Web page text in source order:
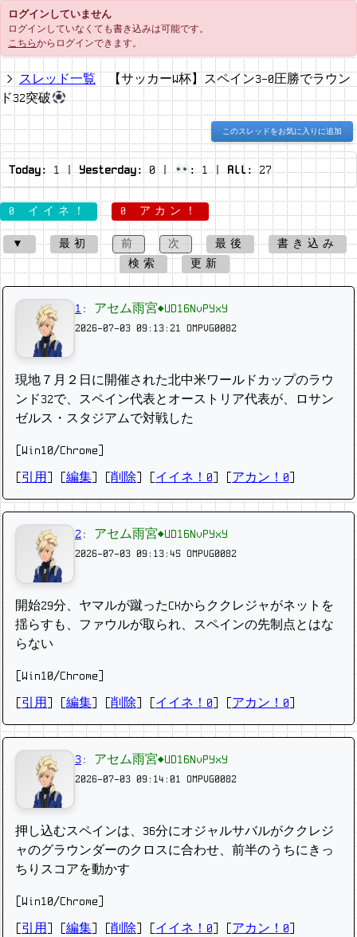
ログインしていません
ログインしていなくても書き込みは可能です。
こちらからログインできます。
スレッド一覧
【サッカーW杯】スペイン3-0圧勝でラウン
ド32突破
このスレッドをお気に入りに追加
Today:1|Yesterday:0| :1|All:27
0 イイネ！ 0 アカン！
▼ 最初 前 次 最後
書き込み
検索
更新
1 : アセム雨宮◆UD16NvPYxY
2026-07-03 09:13:21 OMPVG0082
現地７月２日に開催された北中米ワールドカップのラウ
ンド32で、スペイン代表とオーストリア代表が、ロサン
ゼルス・スタジアムで対戦した
[Win10/Chrome]
引用 編集 削除 イイネ！0 アカン！0
2 : アセム雨宮◆UD16NvPYxY
2026-07-03 09:13:45 OMPVG0082
開始29分、ヤマルが蹴ったCKからククレジャがネットを
揺らすも、ファウルが取られ、スペインの先制点とはな
らない
[Win10/Chrome]
引用 編集 削除 イイネ！0 アカン！0
3 : アセム雨宮◆UD16NvPYxY
2026-07-03 09:14:01 OMPVG0082
押し込むスペインは、36分にオジャルサバルがククレジ
ャのグラウンダーのクロスに合わせ、前半のうちにきっ
ちりスコアを動かす
[Win10/Chrome]
引用 編集 削除 イイネ！0 アカン！0